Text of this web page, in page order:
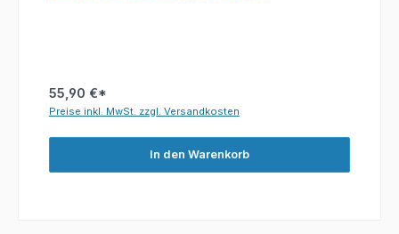
55,90 €*
Preise inkl. MwSt. zzgl. Versandkosten
In den Warenkorb